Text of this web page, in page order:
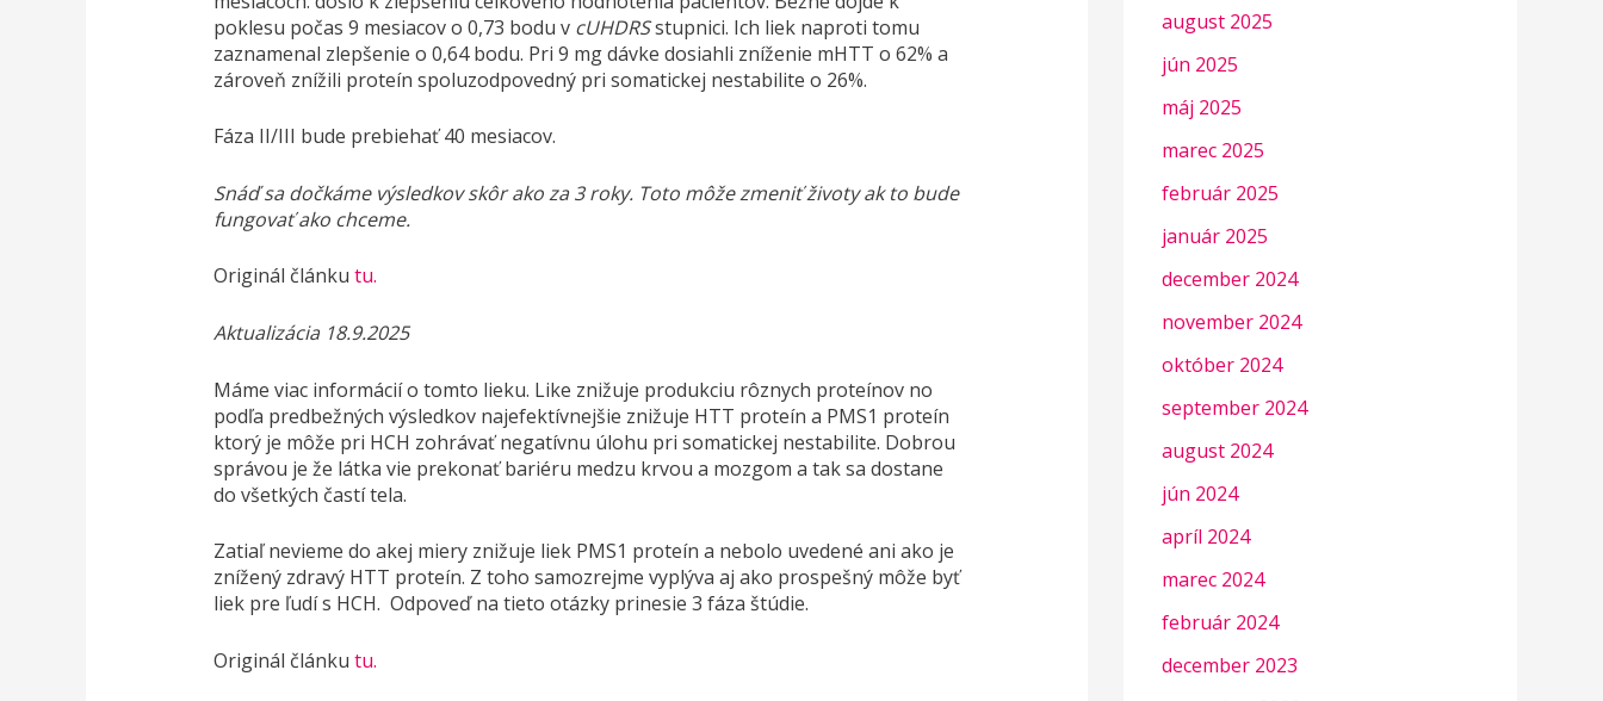
poklesu počas 9 mesiacov o 0,73 bodu v cUHDRSstupnici. Ich liek naproti tomu
zaznamenal zlepšenie o 0,64 bodu. Pri 9 mg dávke dosiahli zníženie mHTT o 62% a
zároveň znížili proteín spoluzodpovedný pri somatickej nestabilite o 26%.
Fáza II/III bude prebiehať 40 mesiacov.
Snáď sa dočkáme výsledkov skôr ako za 3 roky. Toto môže zmeniť životy ak to bude
fungovať ako chceme.
Originál článku tu.
Aktualizácia 18.9.2025
Máme viac informácií o tomto lieku. Like znižuje produkciu rôznych proteínov no
podľa predbežných výsledkov najefektívnejšie znižuje HTT proteín a PMS1 proteín
ktorý je môže pri HCH zohrávať negatívnu úlohu pri somatickej nestabilite. Dobrou
správou je že látka vie prekonať bariéru medzu krvou a mozgom a tak sa dostane
do všetkých častí tela.
Zatiaľ nevieme do akej miery znižuje liek PMS1 proteín a nebolo uvedené ani ako je
znížený zdravý HTT proteín. Z toho samozrejme vyplýva aj ako prospešný môže byť
liek pre ľudí s HCH. Odpoveď na tieto otázky prinesie 3 fáza štúdie.
Originál článku tu.
august 2025
jún 2025
máj 2025
marec 2025
február 2025
január 2025
december 2024
november 2024
október 2024
september 2024
august 2024
jún 2024
apríl 2024
marec 2024
február 2024
december 2023